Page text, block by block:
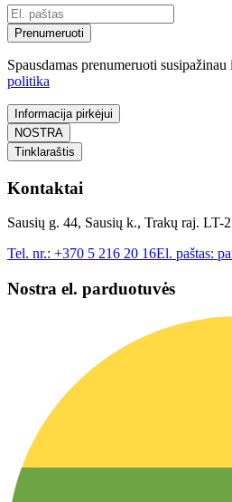
Prenumeruoti
Spausdamas prenumeruoti
politika
Informacija pirkėjui
NOSTRA
Tinklaraštis
Kontaktai
Sausių g. 44, Sausių k., Trakų raj. LT-
Tel. nr.: +370 5 216 20 16El. paštas:
Nostra el. parduotuvės